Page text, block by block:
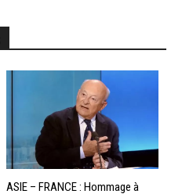
ASIE – FRANCE : Hommage à